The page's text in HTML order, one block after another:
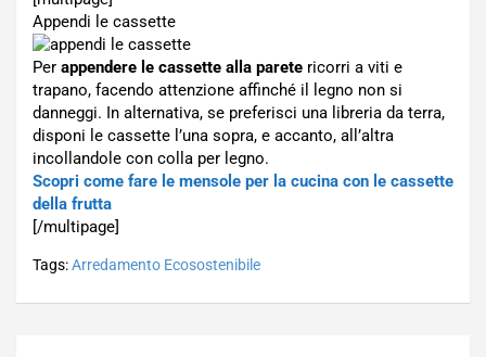
Appendi le cassette
Per appendere le cassette alla parete ricorri a viti e
trapano, facendo attenzione affinché il legno non si
danneggi. In alternativa, se preferisci una libreria da terra,
disponi le cassette l’una sopra, e accanto, all’altra
incollandole con colla per legno.
Scopri come fare le mensole per la cucina con le cassette
della frutta
[/multipage]
Tags:Arredamento Ecosostenibile